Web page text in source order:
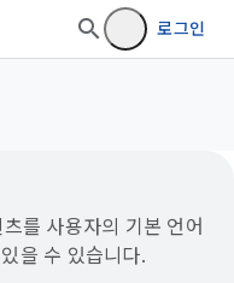
로그인
를 사용자의 기본 언어
을 수 있습니다.